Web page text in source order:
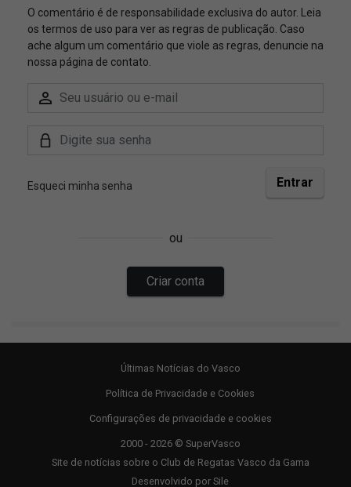
Últimas Notícias do Vasco
Política de Privacidade e Cookies
Configurações de privacidade e cookies
2000 - 2026 © SuperVasco
Site de notícias sobre o Club de Regatas Vasco da Gama
Desenvolvido por Sile